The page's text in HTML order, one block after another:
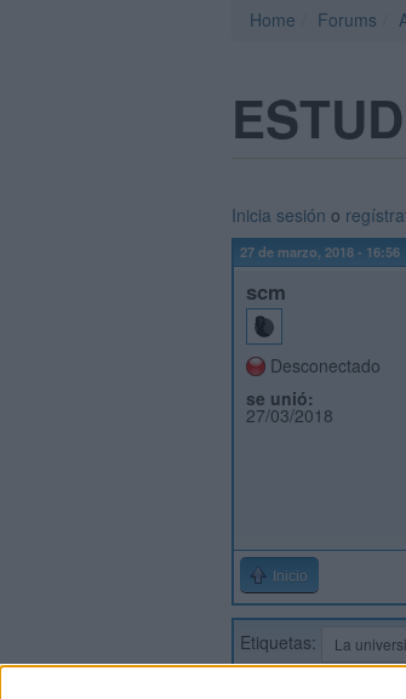
Home Forums
Inicia sesión o
27 de marzo, 2018 - 16:56
scm
Desconectado
se unió:
27/03/2018
Inicio
Etiquetas: La